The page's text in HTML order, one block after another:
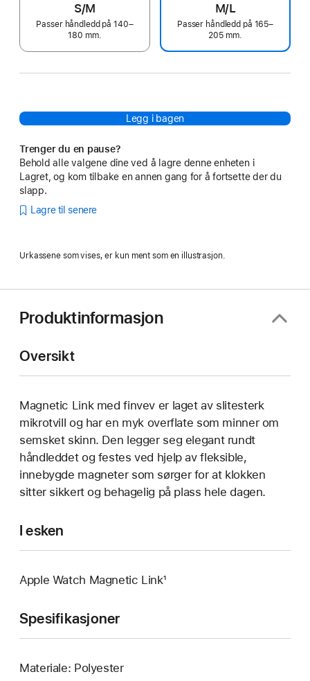
S/M
Passer håndledd på 140–
180 mm.
M/L
Passer håndledd på 165–
205 mm.
Legg i bagen
Trenger du en pause?
Behold alle valgene dine ved å lagre denne enheten i
Lagret, og kom tilbake en annen gang for å fortsette der du
slapp.
Lagre til senere
Urkassene som vises, er kun ment som en illustrasjon.
Produktinformasjon
Oversikt
Magnetic Link med finvev er laget av slitesterk
mikrotvill og har en myk overflate som minner om
semsket skinn. Den legger seg elegant rundt
håndleddet og festes ved hjelp av fleksible,
innebygde magneter som sørger for at klokken
sitter sikkert og behagelig på plass hele dagen.
I esken
Apple Watch Magnetic Link¹
Spesifikasjoner
Materiale: Polyester